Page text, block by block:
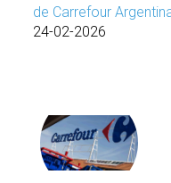
de Carrefour
24-02-2026